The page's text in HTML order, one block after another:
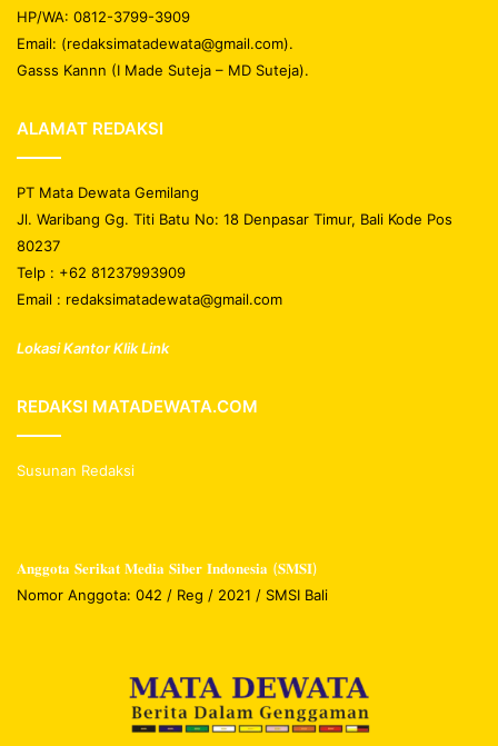
HP/WA: 0812-3799-3909
Email: (redaksimatadewata@gmail.com).
Gasss Kannn (I Made Suteja – MD Suteja).
ALAMAT REDAKSI
PT Mata Dewata Gemilang
Jl. Waribang Gg. Titi Batu No: 18 Denpasar Timur, Bali Kode Pos
80237
Telp : +62 81237993909
Email : redaksimatadewata@gmail.com
Lokasi Kantor Klik Link
REDAKSI MATADEWATA.COM
Susunan Redaksi
𝐀𝐧𝐠𝐠𝐨𝐭𝐚 𝐒𝐞𝐫𝐢𝐤𝐚𝐭 𝐌𝐞𝐝𝐢𝐚 𝐒𝐢𝐛𝐞𝐫 𝐈𝐧𝐝𝐨𝐧𝐞𝐬𝐢𝐚 (𝐒𝐌𝐒𝐈)
Nomor Anggota: 042 / Reg / 2021 / SMSI Bali